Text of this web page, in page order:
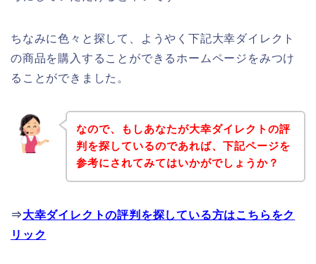
ちなみに色々と探して、ようやく下記大幸ダイレクト
の商品を購入することができるホームページをみつけ
ることができました。
なので、もしあなたが大幸ダイレクトの評
判を探しているのであれば、下記ページを
参考にされてみてはいかがでしょうか？
⇒大幸ダイレクトの評判を探している方はこちらをク
リック